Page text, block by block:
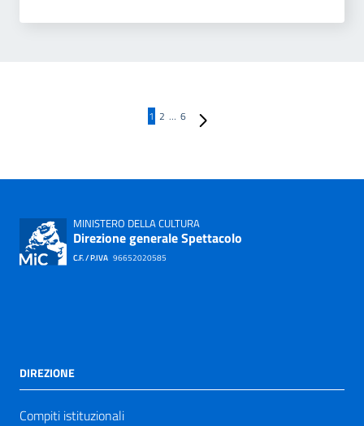
1 2 … 6
MINISTERO DELLA CULTURA
Direzione generale Spettacolo
C.F. / P.IVA 96652020585
DIREZIONE
Compiti istituzionali